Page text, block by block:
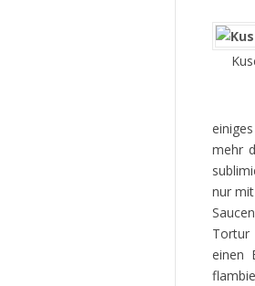
mehr
nur
Tortur
einen